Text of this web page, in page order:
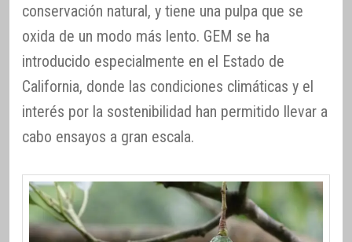
conservación natural, y tiene una pulpa que se
oxida de un modo más lento. GEM se ha
introducido especialmente en el Estado de
California, donde las condiciones climáticas y el
interés por la sostenibilidad han permitido llevar a
cabo ensayos a gran escala.